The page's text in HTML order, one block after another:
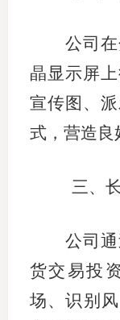
公司在
晶显示屏
宣传图、
式，营造良
三、长
公司通
货交易投
场、识别